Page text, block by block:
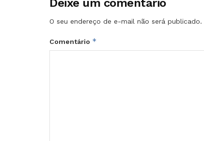
Deixe um comentário
O seu endereço de e-mail não será publicado.
Comentário *